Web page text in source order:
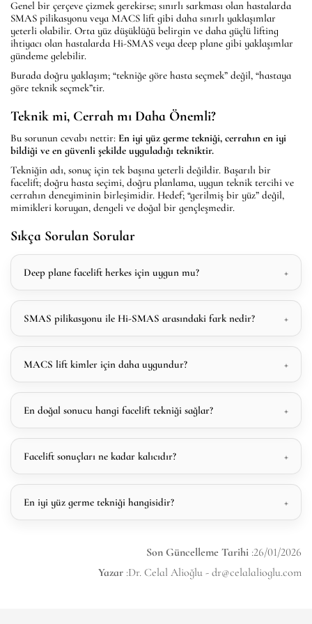
Genel bir çerçeve çizmek gerekirse; sınırlı sarkması olan hastalarda
SMAS pilikasyonu veya MACS lift gibi daha sınırlı yaklaşımlar
yeterli olabilir. Orta yüz düşüklüğü belirgin ve daha güçlü lifting
ihtiyacı olan hastalarda Hi-SMAS veya deep plane gibi yaklaşımlar
gündeme gelebilir.
Burada doğru yaklaşım; “tekniğe göre hasta seçmek” değil, “hastaya
göre teknik seçmek”tir.
Teknik mi, Cerrah mı Daha Önemli?
Bu sorunun cevabı nettir: En iyi yüz germe tekniği, cerrahın en iyi
bildiği ve en güvenli şekilde uyguladığı tekniktir.
Tekniğin adı, sonuç için tek başına yeterli değildir. Başarılı bir
facelift; doğru hasta seçimi, doğru planlama, uygun teknik tercihi ve
cerrahın deneyiminin birleşimidir. Hedef; “gerilmiş bir yüz” değil,
mimikleri koruyan, dengeli ve doğal bir gençleşmedir.
Sıkça Sorulan Sorular
Deep plane facelift herkes için uygun mu?
SMAS pilikasyonu ile Hi-SMAS arasındaki fark nedir?
MACS lift kimler için daha uygundur?
En doğal sonucu hangi facelift tekniği sağlar?
Facelift sonuçları ne kadar kalıcıdır?
En iyi yüz germe tekniği hangisidir?
Son Güncelleme Tarihi :26/01/2026
Yazar :Dr. Celal Alioğlu - dr@celalalioglu.com